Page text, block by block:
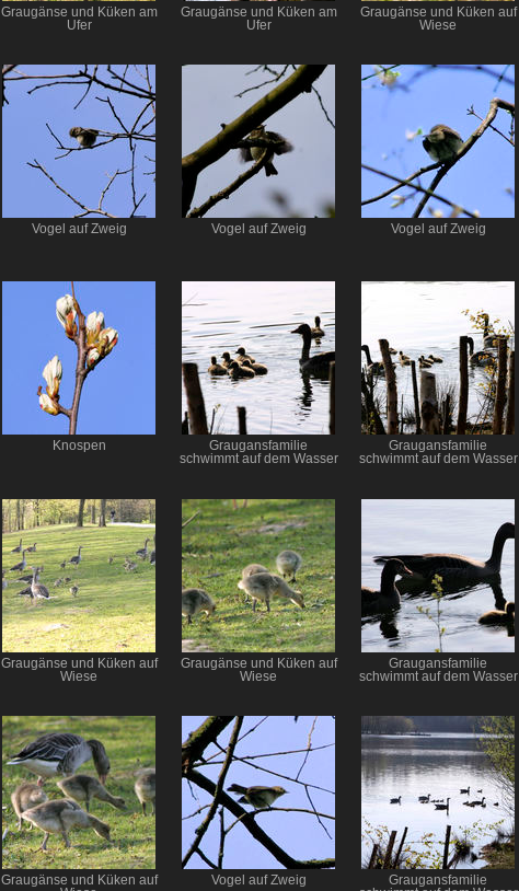
Graugänse und Küken am
Ufer
Graugänse und Küken am
Ufer
Graugänse und Küken auf
Wiese
Vogel auf Zweig Vogel auf Zweig Vogel auf Zweig
Knospen
Graugansfamilie
schwimmt auf dem Wasser
Graugansfamilie
schwimmt auf dem Wasser
Graugänse und Küken auf
Wiese
Graugänse und Küken auf
Wiese
Graugansfamilie
schwimmt auf dem Wasser
Graugänse und Küken auf
Vogel auf Zweig
Graugansfamilie